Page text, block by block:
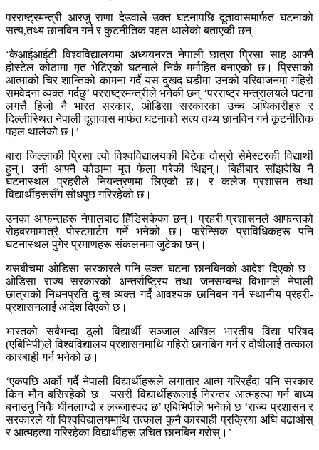
परराष्ट्रमन्त्री आरजु राणा देउवाले उक्त घटनापछि दूतावासमार्फत घटनाको
सत्य,तथ्य छानबिन गर्न र कुटनीतिक पहल थालेको बताएकी छन्।
‘केआईआईटी विश्वविद्यालयमा अध्ययनरत नेपाली छात्रा प्रिसा साह आफ्नै
होस्टेल कोठामा मृत भेटिएको घटनाले निकै मर्माहित बनाएको छ। प्रिसाको
आत्माको चिर शान्तिको कामना गर्दै यस दुखद घडीमा उनको परिवाजनमा गहिरो
समवेदना व्यक्त गर्दछु’ परराष्ट्रमन्त्रीले भनेकी छन् ‘परराष्ट्र मन्त्रालयले घटना
लगत्तै हिजो नै भारत सरकार, ओडिसा सरकारका उच्च अधिकारीहरु र
दिल्लीस्थित नेपाली दूतावास मार्फत घटनाको सत्य तथ्य छानविन गर्न कूटनीतिक
पहल थालेको छ।’
बारा जिल्लाकी प्रिसा त्यो विश्वविद्यालयकी बिटेक दोस्रो सेमेस्टरकी विद्यार्थी
हुन्। उनी आफ्नै कोठामा मृत फेला परेकी थिइन्। बिहीबार साँझदेखि नै
घटनास्थल प्रहरीले नियन्त्रणमा लिएको छ। र कलेज प्रशासन तथा
विद्यार्थीहरूसँग सोधपुछ गरिरहेको छ।
उनका आफन्तहरू नेपालबाट हिँडिसकेका छन्। प्रहरी-प्रशासनले आफन्तको
रोहबरमामात्रै पोस्टमार्टम गर्ने भनेको छ। फरेन्सिक प्राविधिकहरू पनि
घटनास्थल पुगेर प्रमाणहरू संकलनमा जुटेका छन्।
यसबीचमा ओडिसा सरकारले पनि उक्त घटना छानबिनको आदेश दिएको छ।
ओडिसा राज्य सरकारको अन्तर्राष्ट्रिय तथा जनसम्बन्ध विभागले नेपाली
छात्राको निधनप्रति दु:ख व्यक्त गर्दै आवश्यक छानिबन गर्न स्थानीय प्रहरी-
प्रशासनलाई आदेश दिएको छ।
भारतको सबैभन्दा ठूलो विद्यार्थी सञ्जाल अखिल भारतीय विद्या परिषद
(एबिभिपी)ले विश्वविद्यालय प्रशासनमाथि गहिरो छानबिन गर्न र दोषीलाई तत्काल
कारबाही गर्न भनेको छ।
‘एकपछि अर्को गर्दै नेपाली विद्यार्थीहरूले लगातार आत्म गरिरहँदा पनि सरकार
किन मौन बसिरहेको छ। यसरी विद्यार्थीहरूलाई निरन्तर आत्महत्या गर्न बाध्य
बनाउनु निकै घीनलाग्दो र लज्जास्पद छ’ एबिभिपीले भनेको छ ‘राज्य प्रशासन र
सरकारले यो विश्वविद्यालयमाथि तत्काल कुनै कारबाही प्रक्रिया अघि बढाओस्
र आत्महत्या गरिरहेका विद्यार्थीहरू उचित छानबिन गरोस्।’